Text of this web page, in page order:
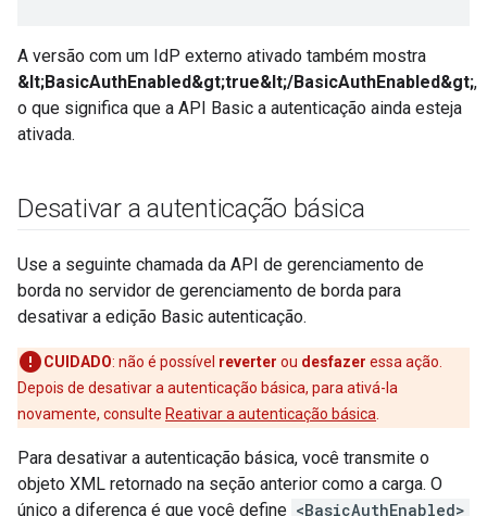
A versão com um IdP externo ativado também mostra
&lt;BasicAuthEnabled&gt;true&lt;/BasicAuthEnabled&gt;,
o que significa que a API Basic a autenticação ainda esteja
ativada.
Desativar a autenticação básica
Use a seguinte chamada da API de gerenciamento de
borda no servidor de gerenciamento de borda para
desativar a edição Basic autenticação.
CUIDADO: não é possível reverter ou desfazer essa ação.
Depois de desativar a autenticação básica, para ativá-la
novamente, consulte Reativar a autenticação básica
Para desativar a autenticação básica, você transmite o
objeto XML retornado na seção anterior como a carga. O
único a diferença é que você define <BasicAuthEnabled>